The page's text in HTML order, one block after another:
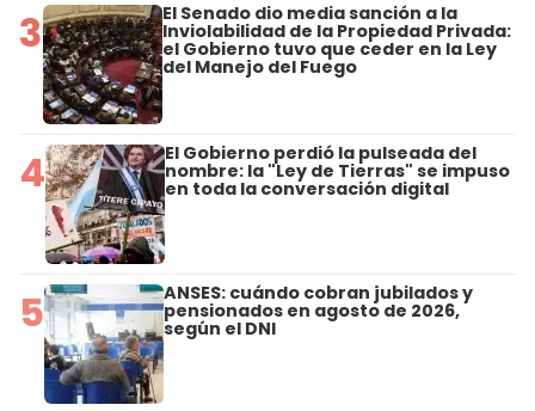
3 El Senado dio media sanción a la
Inviolabilidad de la Propiedad Privada:
el Gobierno tuvo que ceder en la Ley
del Manejo del Fuego
4 El Gobierno perdió la pulseada del
nombre: la "Ley de Tierras" se impuso
en toda la conversación digital
5 ANSES: cuándo cobran jubilados y
pensionados en agosto de 2026,
según el DNI